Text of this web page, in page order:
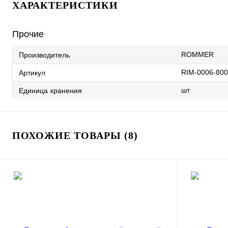
ХАРАКТЕРИСТИКИ
Прочие
Производитель ROMMER
Артикул RIM-0006-
Единица хранения шт
ПОХОЖИЕ ТОВАРЫ (8)